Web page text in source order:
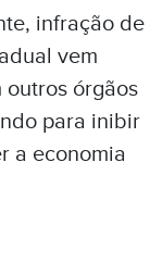
infração de
vem
órgãos
para inibir
a economia